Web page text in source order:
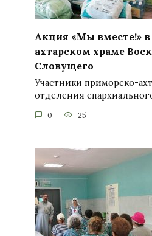
Акция «Мы вместе!»
ахтарском храме
Словущего
Участники приморско-
отделения
0 25